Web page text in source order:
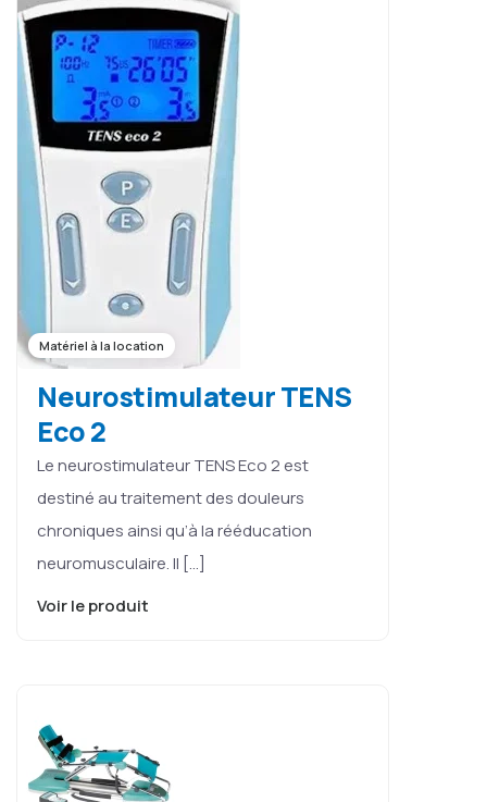
Matériel à la location
Neurostimulateur TENS
Eco 2
Le neurostimulateur TENS Eco 2 est
destiné au traitement des douleurs
chroniques ainsi qu’à la rééducation
neuromusculaire. Il […]
Voir le produit